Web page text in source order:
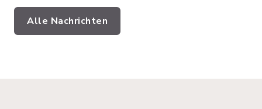
Alle Nachrichten